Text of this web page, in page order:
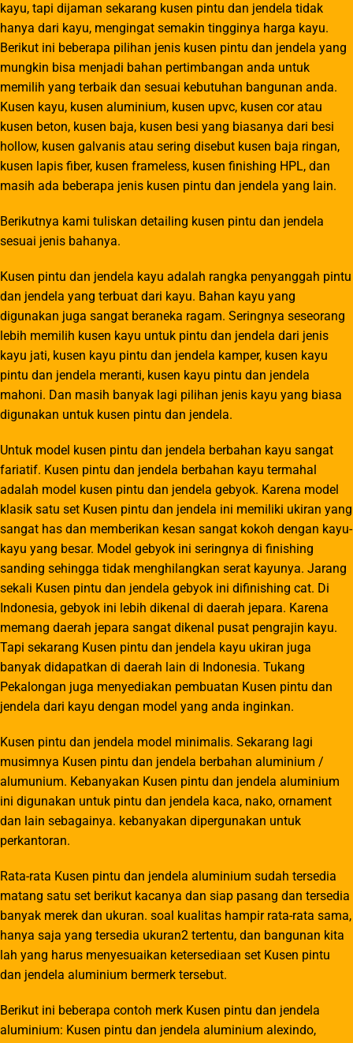
kayu, tapi dijaman sekarang kusen pintu dan jendela tidak
hanya dari kayu, mengingat semakin tingginya harga kayu.
Berikut ini beberapa pilihan jenis kusen pintu dan jendela yang
mungkin bisa menjadi bahan pertimbangan anda untuk
memilih yang terbaik dan sesuai kebutuhan bangunan anda.
Kusen kayu, kusen aluminium, kusen upvc, kusen cor atau
kusen beton, kusen baja, kusen besi yang biasanya dari besi
hollow, kusen galvanis atau sering disebut kusen baja ringan,
kusen lapis fiber, kusen frameless, kusen finishing HPL, dan
masih ada beberapa jenis kusen pintu dan jendela yang lain.
Berikutnya kami tuliskan detailing kusen pintu dan jendela
sesuai jenis bahanya.
Kusen pintu dan jendela kayu adalah rangka penyanggah pintu
dan jendela yang terbuat dari kayu. Bahan kayu yang
digunakan juga sangat beraneka ragam. Seringnya seseorang
lebih memilih kusen kayu untuk pintu dan jendela dari jenis
kayu jati, kusen kayu pintu dan jendela kamper, kusen kayu
pintu dan jendela meranti, kusen kayu pintu dan jendela
mahoni. Dan masih banyak lagi pilihan jenis kayu yang biasa
digunakan untuk kusen pintu dan jendela.
Untuk model kusen pintu dan jendela berbahan kayu sangat
fariatif. Kusen pintu dan jendela berbahan kayu termahal
adalah model kusen pintu dan jendela gebyok. Karena model
klasik satu set Kusen pintu dan jendela ini memiliki ukiran yang
sangat has dan memberikan kesan sangat kokoh dengan kayu-
kayu yang besar. Model gebyok ini seringnya di finishing
sanding sehingga tidak menghilangkan serat kayunya. Jarang
sekali Kusen pintu dan jendela gebyok ini difinishing cat. Di
Indonesia, gebyok ini lebih dikenal di daerah jepara. Karena
memang daerah jepara sangat dikenal pusat pengrajin kayu.
Tapi sekarang Kusen pintu dan jendela kayu ukiran juga
banyak didapatkan di daerah lain di Indonesia. Tukang
Pekalongan juga menyediakan pembuatan Kusen pintu dan
jendela dari kayu dengan model yang anda inginkan.
Kusen pintu dan jendela model minimalis. Sekarang lagi
musimnya Kusen pintu dan jendela berbahan aluminium /
alumunium. Kebanyakan Kusen pintu dan jendela aluminium
ini digunakan untuk pintu dan jendela kaca, nako, ornament
dan lain sebagainya. kebanyakan dipergunakan untuk
perkantoran.
Rata-rata Kusen pintu dan jendela aluminium sudah tersedia
matang satu set berikut kacanya dan siap pasang dan tersedia
banyak merek dan ukuran. soal kualitas hampir rata-rata sama,
hanya saja yang tersedia ukuran2 tertentu, dan bangunan kita
lah yang harus menyesuaikan ketersediaan set Kusen pintu
dan jendela aluminium bermerk tersebut.
Berikut ini beberapa contoh merk Kusen pintu dan jendela
aluminium: Kusen pintu dan jendela aluminium alexindo,